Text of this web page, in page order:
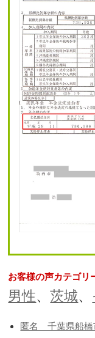
お客様の声カテゴリ
男性、茨城、
匿名 千葉県船